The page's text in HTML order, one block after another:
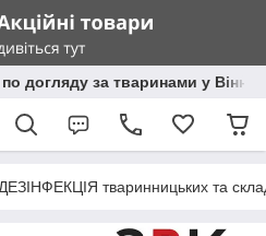
догляду за тваринами у
ДЕЗІНФЕКЦІЯ тваринницьких та